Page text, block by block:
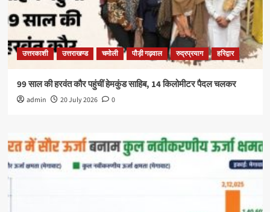
उत्तरकाशी उत्तराखण्ड चमोली पौड़ी गढ़वाल रुद्रप्रयाग हरिद्वार
99 साल की हरवंत कौर पहुंचीं हेमकुंड साहिब, 14 किलोमीटर पैदल चलकर
admin 20 July 2026 0